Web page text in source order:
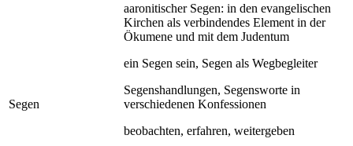
Segen
aaronitischer Segen: in den evangelischen
Kirchen als verbindendes Element in der
Ökumene und mit dem Judentum
ein Segen sein, Segen als Wegbegleiter
Segenshandlungen, Segensworte in
verschiedenen Konfessionen
beobachten, erfahren, weitergeben